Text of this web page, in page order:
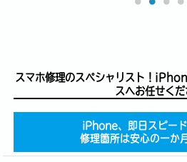
スマホ修理のスペシャリスト！
スへお任せく
iPhone、即日スピード
修理箇所は安心の一か